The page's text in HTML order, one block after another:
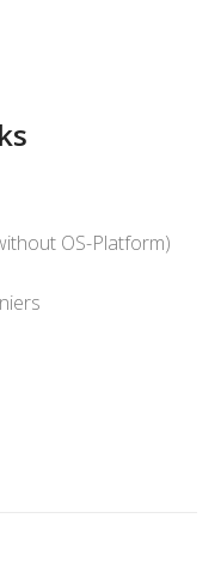
OS-Platform)